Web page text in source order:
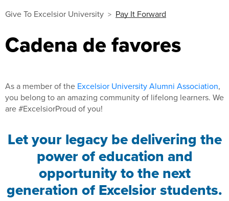
Give To Excelsior University Pay It Forward
Cadena de favores
As a member of the Excelsior University Alumni Association,
you belong to an amazing community of lifelong learners. We
are #ExcelsiorProud of you!
Let your legacy be delivering the
power of education and
opportunity to the next
generation of Excelsior students.